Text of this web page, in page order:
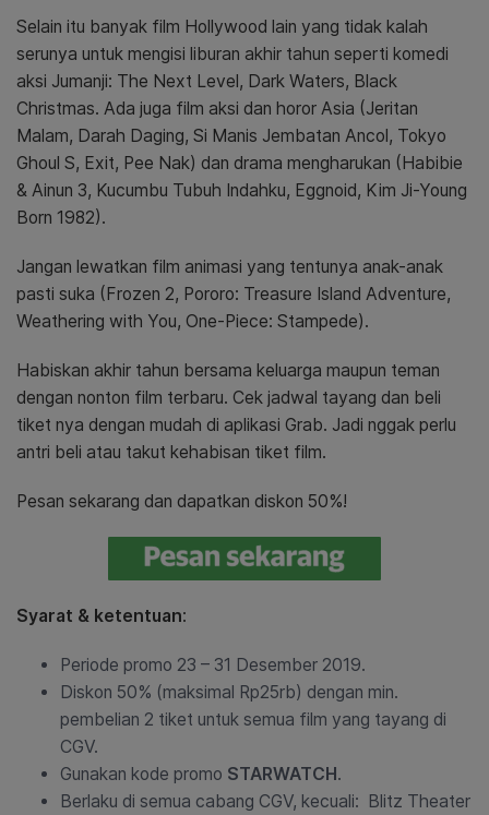
Selain itu banyak film Hollywood lain yang tidak kalah
serunya untuk mengisi liburan akhir tahun seperti komedi
aksi Jumanji: The Next Level, Dark Waters, Black
Christmas. Ada juga film aksi dan horor Asia (Jeritan
Malam, Darah Daging, Si Manis Jembatan Ancol, Tokyo
Ghoul S, Exit, Pee Nak) dan drama mengharukan (Habibie
& Ainun 3, Kucumbu Tubuh Indahku, Eggnoid, Kim Ji-Young
Born 1982).
Jangan lewatkan film animasi yang tentunya anak-anak
pasti suka (Frozen 2, Pororo: Treasure Island Adventure,
Weathering with You, One-Piece: Stampede).
Habiskan akhir tahun bersama keluarga maupun teman
dengan nonton film terbaru. Cek jadwal tayang dan beli
tiket nya dengan mudah di aplikasi Grab. Jadi nggak perlu
antri beli atau takut kehabisan tiket film.
Pesan sekarang dan dapatkan diskon 50%!
Syarat & ketentuan:
Periode promo 23 – 31 Desember 2019.
Diskon 50% (maksimal Rp25rb) dengan min.
pembelian 2 tiket untuk semua film yang tayang di
CGV.
Gunakan kode promo STARWATCH .
Berlaku di semua cabang CGV, kecuali: Blitz Theater